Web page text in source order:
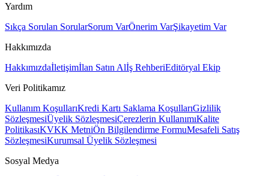
Yardım
Sıkça Sorulan SorularSorum VarÖnerim VarŞikayetim Var
Hakkımızda
Hakkımızdaİletişimİlan Satın Alİş RehberiEditöryal Ekip
Veri Politikamız
Kullanım KoşullarıKredi Kartı Saklama KoşullarıGizlilik
SözleşmesiÜyelik SözleşmesiÇerezlerin KullanımıKalite
PolitikasıKVKK MetniÖn Bilgilendirme FormuMesafeli Satış
SözleşmesiKurumsal Üyelik Sözleşmesi
Sosyal Medya